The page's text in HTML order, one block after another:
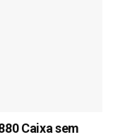
Caixa sem